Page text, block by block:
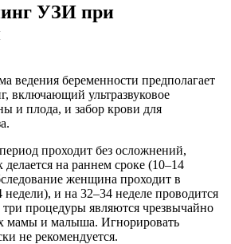
УЗИ при
ведения беременности предполагает
включающий ультразвуковое
и плода, и забор крови для
проходит без осложнений,
делается на раннем сроке (10–14
женщина проходит в
недели), и на 32–34 неделе проводится
процедуры являются чрезвычайно
мамы и малыша. Игнорировать
не рекомендуется.